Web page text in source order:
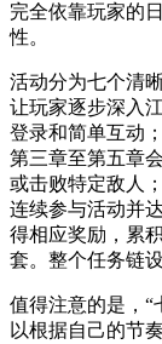
完全依靠玩家的
性。
活动分为七个清
让玩家逐步深入
登录和简单互动
第三章至第五章
或击败特定敌人
连续参与活动并
得相应奖励，累
套。整个任务链
值得注意的是，“
以根据自己的节